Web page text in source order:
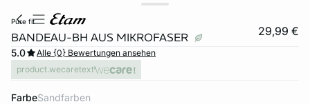
pure fit
BANDEAU-BH AUS MIKROFASER 29,99 €
5.0
Alle {0} Bewertungen ansehen
product.wecaretext
Farbe sandfarben